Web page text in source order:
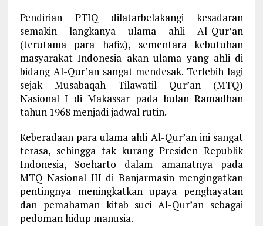
Pendirian PTIQ dilatarbelakangi kesadaran
semakin langkanya ulama ahli Al-Qur’an
(terutama para hafiz), sementara kebutuhan
masyarakat Indonesia akan ulama yang ahli di
bidang Al-Qur’an sangat mendesak. Terlebih lagi
sejak Musabaqah Tilawatil Qur’an (MTQ)
Nasional I di Makassar pada bulan Ramadhan
tahun 1968 menjadi jadwal rutin.
Keberadaan para ulama ahli Al-Qur’an ini sangat
terasa, sehingga tak kurang Presiden Republik
Indonesia, Soeharto dalam amanatnya pada
MTQ Nasional III di Banjarmasin mengingatkan
pentingnya meningkatkan upaya penghayatan
dan pemahaman kitab suci Al-Qur’an sebagai
pedoman hidup manusia.